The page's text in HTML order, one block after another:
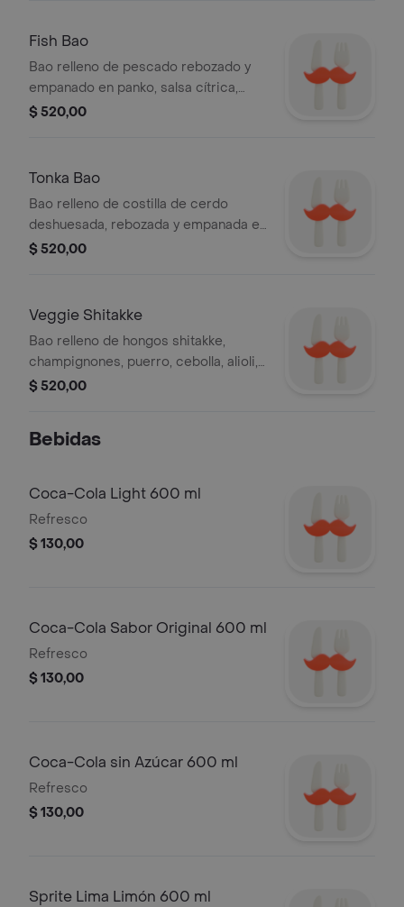
Fish Bao
Bao relleno de pescado rebozado y
empanado en panko, salsa cítrica,
salsa acevichada y cilantro por 2
$ 520,00
Tonka Bao
Bao relleno de costilla de cerdo
deshuesada, rebozada y empanada en
panko, criolla asiática, rúcula y salsa
$ 520,00
Veggie Shitakke
Bao relleno de hongos shitakke,
champignones, puerro, cebolla, alioli,
maní tostado y rúcula por 2 unidades.
$ 520,00
Bebidas
Coca-Cola Light 600 ml
Refresco
$ 130,00
Coca-Cola Sabor Original 600 ml
Refresco
$ 130,00
Coca-Cola sin Azúcar 600 ml
Refresco
$ 130,00
Sprite Lima Limón 600 ml